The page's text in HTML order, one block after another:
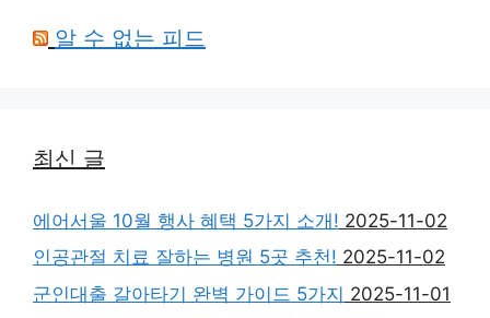
알 수 없는 피드
최신 글
에어서울 10월 행사 혜택 5가지 소개! 2025-11-02
인공관절 치료 잘하는 병원 5곳 추천! 2025-11-02
군인대출 갈아타기 완벽 가이드 5가지 2025-11-01